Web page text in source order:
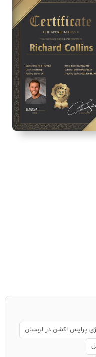
پرایس اکشن در لرستان